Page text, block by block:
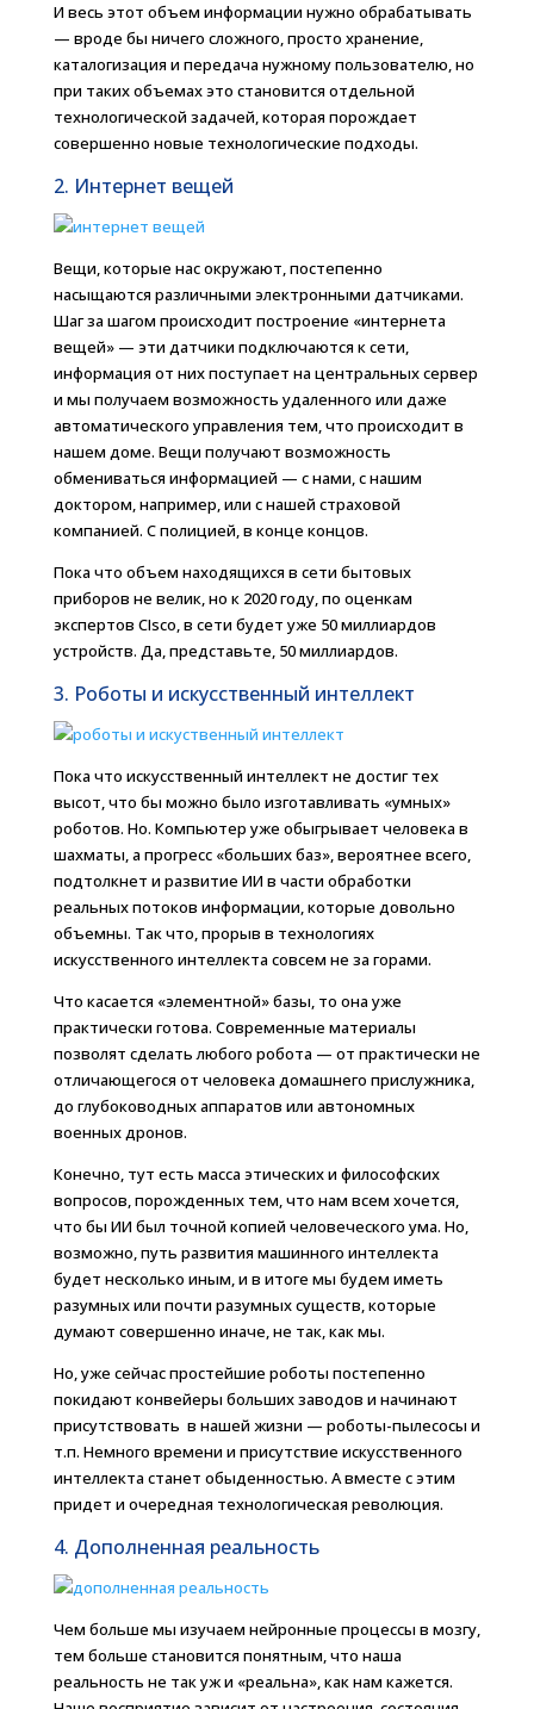
И весь этот объем информации нужно обрабатывать
— вроде бы ничего сложного, просто хранение,
каталогизация и передача нужному пользователю, но
при таких объемах это становится отдельной
технологической задачей, которая порождает
совершенно новые технологические подходы.
2. Интернет вещей
Вещи, которые нас окружают, постепенно
насыщаются различными электронными датчиками.
Шаг за шагом происходит построение «интернета
вещей» — эти датчики подключаются к сети,
информация от них поступает на центральных сервер
и мы получаем возможность удаленного или даже
автоматического управления тем, что происходит в
нашем доме. Вещи получают возможность
обмениваться информацией — с нами, с нашим
доктором, например, или с нашей страховой
компанией. С полицией, в конце концов.
Пока что объем находящихся в сети бытовых
приборов не велик, но к 2020 году, по оценкам
экспертов CIsco, в сети будет уже 50 миллиардов
устройств. Да, представьте, 50 миллиардов.
3. Роботы и искусственный интеллект
Пока что искусственный интеллект не достиг тех
высот, что бы можно было изготавливать «умных»
роботов. Но. Компьютер уже обыгрывает человека в
шахматы, а прогресс «больших баз», вероятнее всего,
подтолкнет и развитие ИИ в части обработки
реальных потоков информации, которые довольно
объемны. Так что, прорыв в технологиях
искусственного интеллекта совсем не за горами.
Что касается «элементной» базы, то она уже
практически готова. Современные материалы
позволят сделать любого робота — от практически не
отличающегося от человека домашнего прислужника,
до глубоководных аппаратов или автономных
военных дронов.
Конечно, тут есть масса этических и философских
вопросов, порожденных тем, что нам всем хочется,
что бы ИИ был точной копией человеческого ума. Но,
возможно, путь развития машинного интеллекта
будет несколько иным, и в итоге мы будем иметь
разумных или почти разумных существ, которые
думают совершенно иначе, не так, как мы.
Но, уже сейчас простейшие роботы постепенно
покидают конвейеры больших заводов и начинают
присутствовать в нашей жизни — роботы-пылесосы и
т.п. Немного времени и присутствие искусственного
интеллекта станет обыденностью. А вместе с этим
придет и очередная технологическая революция.
4. Дополненная реальность
Чем больше мы изучаем нейронные процессы в мозгу,
тем больше становится понятным, что наша
реальность не так уж и «реальна», как нам кажется.